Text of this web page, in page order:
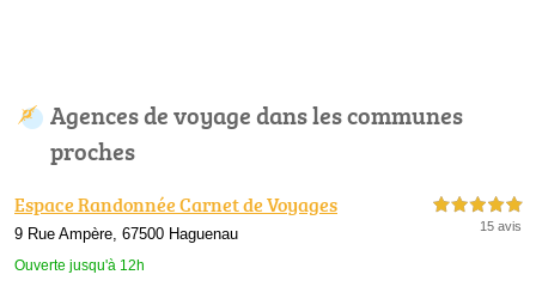
Agences de voyage dans les communes
proches
Espace Randonnée Carnet de Voyages
9 Rue Ampère, 67500 Haguenau
Ouverte jusqu'à 12h
5,0 étoiles sur 5
15 avis